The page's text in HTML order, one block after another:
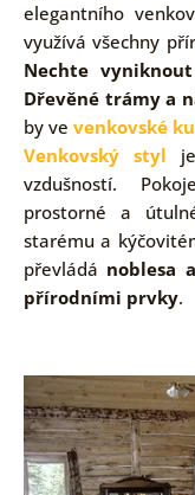
elegantního
využívá všechny
Nechte
Dřevěné trámy a
by ve venkovské
Venkovský styl
vzdušností.
prostorné a
starému a
převládá noblesa
přírodními prvky.